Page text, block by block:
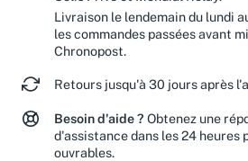
Livraison le lendemain du lundi
les commandes passées avant
Chronopost.
Retours jusqu'à 30 jours après
Besoin d'aide ? Obtenez une
d'assistance dans les 24 heures
ouvrables.